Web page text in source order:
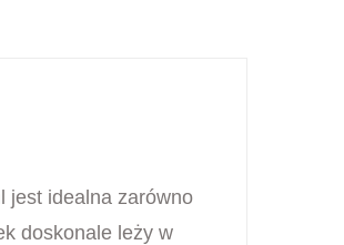
jest idealna zarówno
doskonale leży w